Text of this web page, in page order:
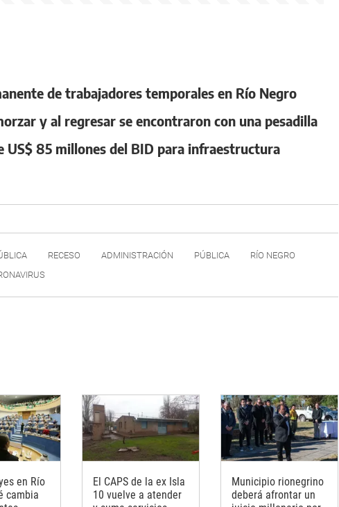
de trabajadores temporales en Río Negro
y al regresar se encontraron con una pesadilla
US$ 85 millones del BID para infraestructura
RECESO ADMINISTRACIÓN PÚBLICA
RÍO NEGRO
en Río
cambia
El CAPS de la ex Isla
10 vuelve a atender
Municipio rionegrino
deberá afrontar un